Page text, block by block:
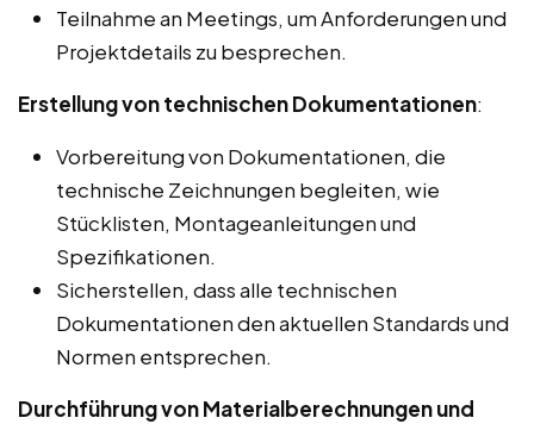
Teilnahme an Meetings, um Anforderungen und
Projektdetails zu besprechen.
Erstellung von technischen Dokumentationen:
Vorbereitung von Dokumentationen, die
technische Zeichnungen begleiten, wie
Stücklisten, Montageanleitungen und
Spezifikationen.
Sicherstellen, dass alle technischen
Dokumentationen den aktuellen Standards und
Normen entsprechen.
Durchführung von Materialberechnungen und